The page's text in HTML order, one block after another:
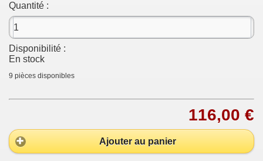
Quantité :
Disponibilité :
En stock
9 pièces disponibles
116,00 €
Ajouter au panier